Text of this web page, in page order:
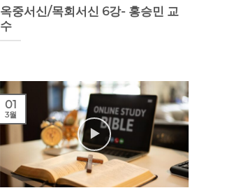
옥중서신/목회서신 6강- 홍승민 교
수
01
3월